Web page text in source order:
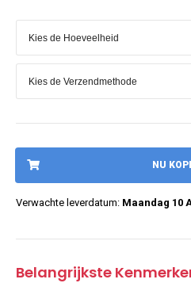
NU
Verwachte leverdatum: Maandag 10
Belangrijkste